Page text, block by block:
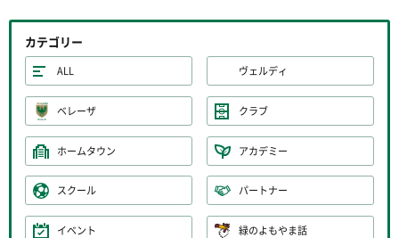
カテゴリー
ALL ヴェルディ
ベレーザ クラブ
ホームタウン アカデミー
スクール パートナー
イベント 緑のよもやま話